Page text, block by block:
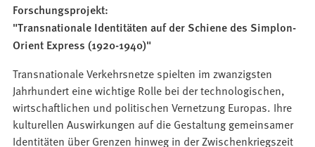
Forschungsprojekt:
"Transnationale Identitäten auf der Schiene des Simplon-
Orient Express (1920-1940)"
Transnationale Verkehrsnetze spielten im zwanzigsten
Jahrhundert eine wichtige Rolle bei der technologischen,
wirtschaftlichen und politischen Vernetzung Europas. Ihre
kulturellen Auswirkungen auf die Gestaltung gemeinsamer
Identitäten über Grenzen hinweg in der Zwischenkriegszeit